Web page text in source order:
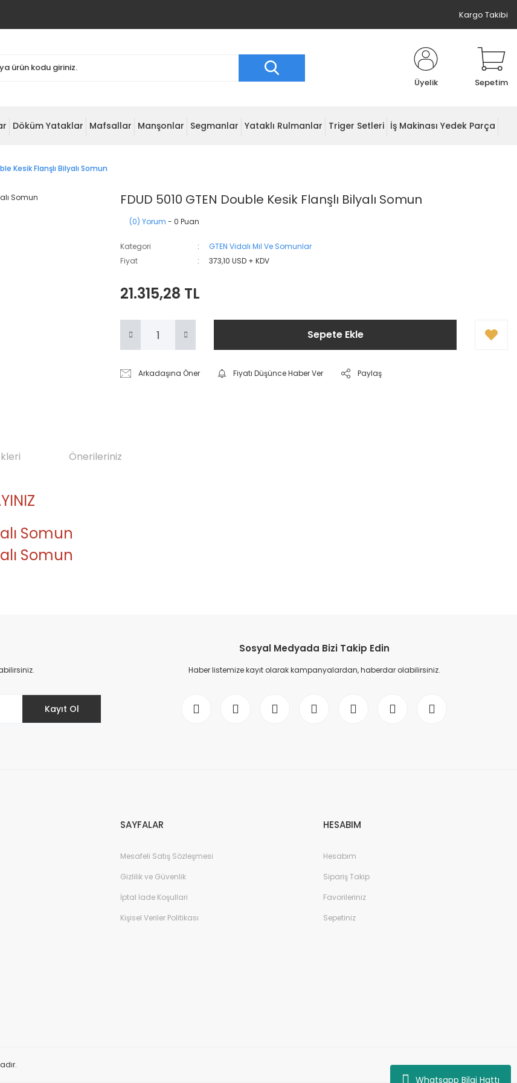
Whatsapp Bilgi Hattı
Kargo Takibi
Üyelik Sepetim
Döküm Yataklar Mafsallar Manşonlar Segmanlar Yataklı Rulmanlar Triger Setleri İş Makinası Yedek Parça
Kesik Flanşlı Bilyalı Somun
FDUD 5010 GTEN Double Kesik Flanşlı Bilyalı Somun
(0) Yorum - 0 Puan
Kategori
GTEN Vidalı Mil Ve Somunlar
Fiyat
373,10 USD + KDV
21.315,28 TL
Sepete Ekle
Arkadaşına Öner Fiyatı Düşünce Haber Ver Paylaş
Önerileriniz
Somun
Somun
Kayıt Ol
Sosyal Medyada Bizi Takip Edin
Haber listemize kayıt olarak kampanyalardan, haberdar olabilirsiniz.
SAYFALAR
Mesafeli Satış Sözleşmesi
Gizlilik ve Güvenlik
İptal İade Koşullari
Kişisel Veriler Politikası
HESABIM
Hesabım
Sipariş Takip
Favorileriniz
Sepetiniz